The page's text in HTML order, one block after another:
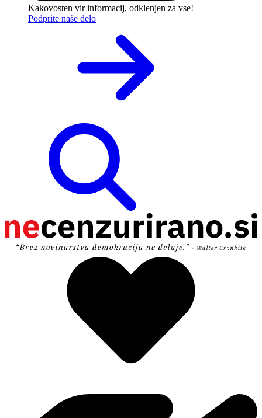
Kakovosten vir informacij, odklenjen za vse!
Podprite naše delo